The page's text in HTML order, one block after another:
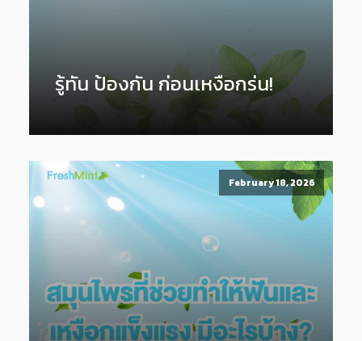
รู้ทัน ป้องกัน ก่อนเหงือกร่น!
February 18, 2026